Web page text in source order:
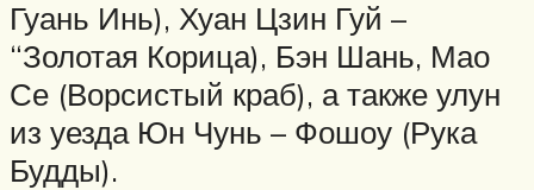
Гуань Инь), Хуан Цзин Гуй –
“Золотая Корица), Бэн Шань, Мао
Се (Ворсистый краб), а также улун
из уезда Юн Чунь – Фошоу (Рука
Будды).